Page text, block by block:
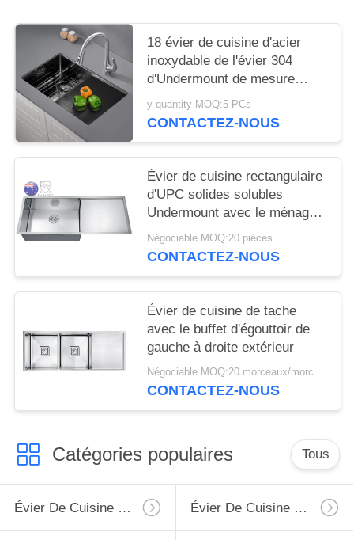
18 évier de cuisine d'acier
inoxydable de l'évier 304
d'Undermount de mesure
avec le panneau de drain
y quantity MOQ:5 PCs
CONTACTEZ-NOUS
Évier de cuisine rectangulaire
d'UPC solides solubles
Undermount avec le ménage
d'égouttoir
Négociable MOQ:20 pièces
CONTACTEZ-NOUS
Évier de cuisine de tache
avec le buffet d'égouttoir de
gauche à droite extérieur
Négociable MOQ:20 morceaux/morceaux
CONTACTEZ-NOUS
Catégories populaires Tous
Évier De Cuisine D'acier Inoxydable De Tablier Évier De Cuisine Supérieur D'acier Inoxydable De Bâti